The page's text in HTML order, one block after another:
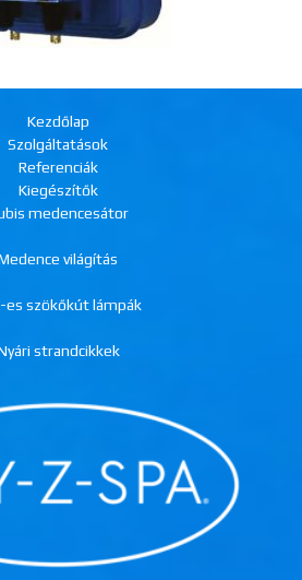
Kezdőlap
Szolgáltatások
Referenciák
Kiegészítők
medencesátor
világítás
es szökőkút lámpák
strandcikkek